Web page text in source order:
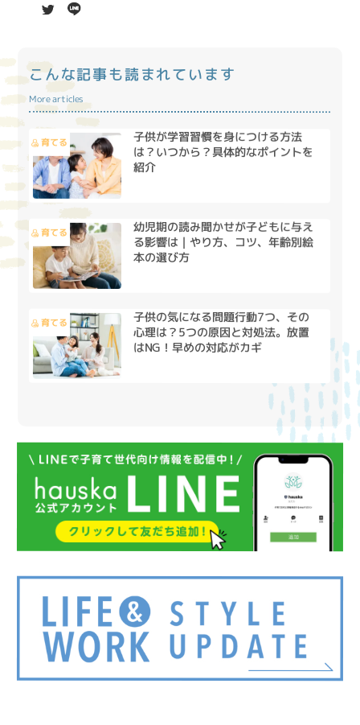
こんな記事も読まれています
More articles
育てる 子供が学習習慣を身につける方法
は？いつから？具体的なポイントを
紹介
育てる
幼児期の読み聞かせが子どもに与え
る影響は｜やり方、コツ、年齢別絵
本の選び方
育てる
子供の気になる問題行動7つ、その
心理は？5つの原因と対処法。放置
はNG！早めの対応がカギ